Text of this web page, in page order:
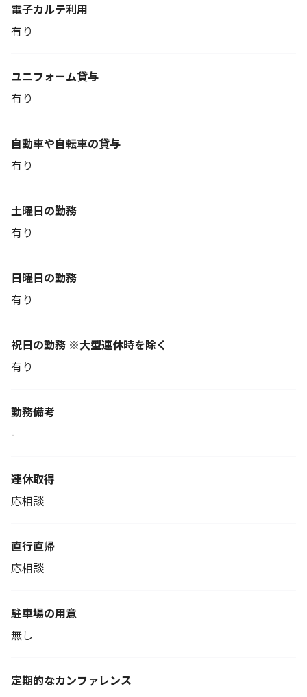
電子カルテ利用
有り
ユニフォーム貸与
有り
自動車や自転車の貸与
有り
土曜日の勤務
有り
日曜日の勤務
有り
祝日の勤務 ※大型連休時を除く
有り
勤務備考
-
連休取得
応相談
直行直帰
応相談
駐車場の用意
無し
定期的なカンファレンス